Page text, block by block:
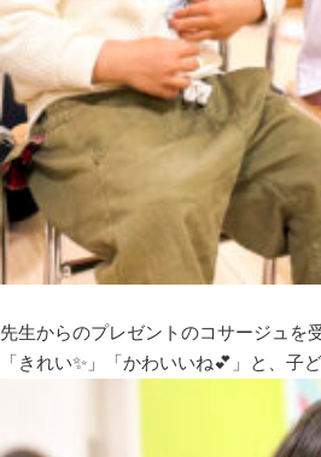
先生からのプレゼントのコサージュを
「きれい✨」「かわいいね💕」と、子